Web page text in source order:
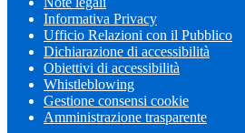
Informativa Privacy
Ufficio Relazioni con il Pubblico
Dichiarazione di accessibilità
Obiettivi di accessibilità
Whistleblowing
Gestione consensi cookie
Amministrazione trasparente